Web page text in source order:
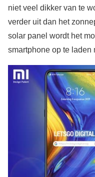
niet veel dikker van te
verder uit dan het
solar panel wordt het
smartphone op te laden